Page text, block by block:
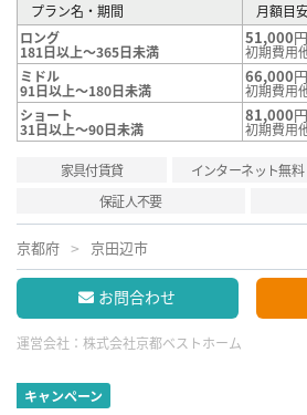
プラン名・期間
月額目
ロング
181日以上～365日未満
51,000
初期費用
ミドル
91日以上～180日未満
66,000
初期費用
ショート
31日以上～90日未満
81,000
初期費用
家具付賃貸 インターネット無料
保証人不要
京都府 京田辺市
お問合わせ
運営会社： 株式会社京都ベストホーム
キャンペーン